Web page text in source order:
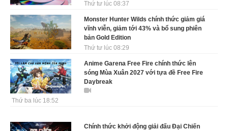
Thứ tư lúc 08:37
Monster Hunter Wilds chính thức giảm giá
vĩnh viễn, giảm tới 43% và bổ sung phiên
bản Gold Edition
Thứ tư lúc 08:29
Anime Garena Free Fire chính thức lên
sóng Mùa Xuân 2027 với tựa đề Free Fire
Daybreak
Thứ ba lúc 18:52
Chính thức khởi động giải đấu Đại Chiến